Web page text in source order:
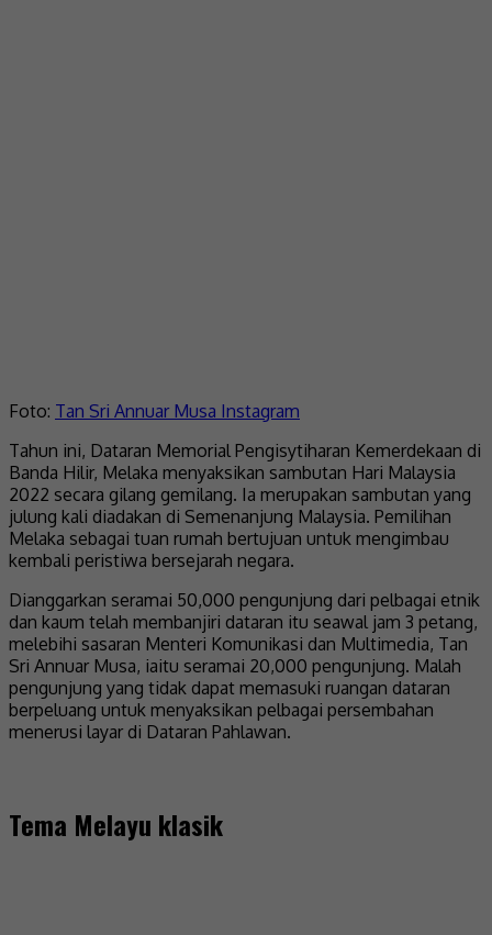
Foto: Tan Sri Annuar Musa Instagram
Tahun ini, Dataran Memorial Pengisytiharan Kemerdekaan di
Banda Hilir, Melaka menyaksikan sambutan Hari Malaysia
2022 secara gilang gemilang. Ia merupakan sambutan yang
julung kali diadakan di Semenanjung Malaysia. Pemilihan
Melaka sebagai tuan rumah bertujuan untuk mengimbau
kembali peristiwa bersejarah negara.
Dianggarkan seramai 50,000 pengunjung dari pelbagai etnik
dan kaum telah membanjiri dataran itu seawal jam 3 petang,
melebihi sasaran Menteri Komunikasi dan Multimedia, Tan
Sri Annuar Musa, iaitu seramai 20,000 pengunjung. Malah
pengunjung yang tidak dapat memasuki ruangan dataran
berpeluang untuk menyaksikan pelbagai persembahan
menerusi layar di Dataran Pahlawan.
Tema Melayu klasik